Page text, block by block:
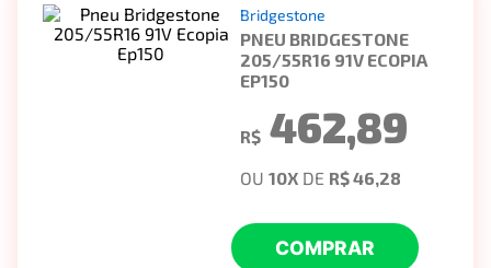
Bridgestone
PNEU BRIDGESTONE
205/55R16 91V ECOPIA
EP150
R$ 462,89
OU 10XDE R$ 46,28
COMPRAR